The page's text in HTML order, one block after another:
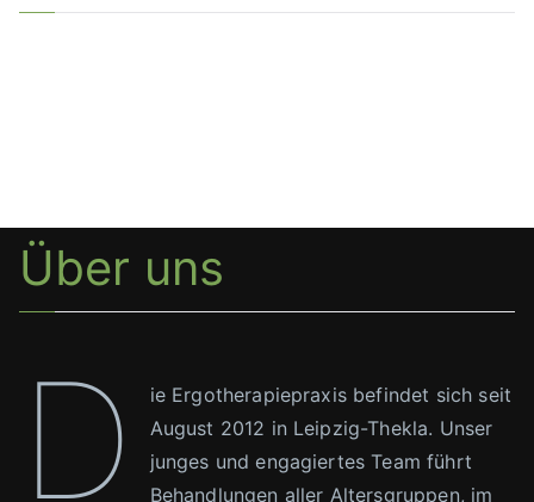
Über uns
D
ie Ergotherapiepraxis befindet sich seit
August 2012 in Leipzig-Thekla. Unser
junges und engagiertes Team führt
Behandlungen aller Altersgruppen, im